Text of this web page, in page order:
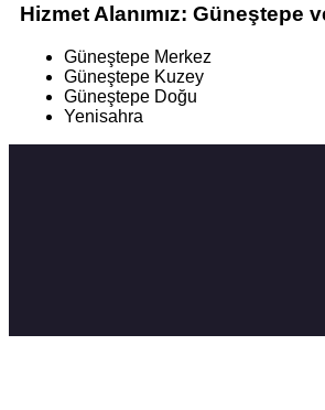
Hizmet Alanımız: Güneştepe
Güneştepe Merkez
Güneştepe Kuzey
Güneştepe Doğu
Yenisahra